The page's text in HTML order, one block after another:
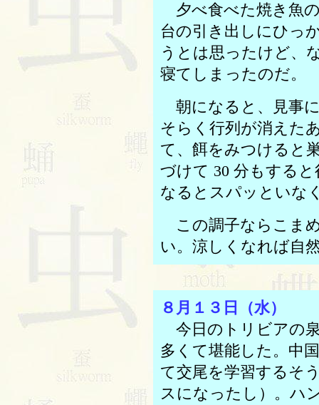
夕べ食べた焼き魚
台の引き出しにひっ
うとは思ったけど、
寝てしまったのだ。
朝になると、見事
そらく行列が消えた
て、餌をみつけると
づけて 30 分もする
なるとスパッといな
この調子ならこま
い。涼しくなれば自
８月１３日（水）
今日のトリビアの
多くて堪能した。中
て交尾を学習するそ
スになったし）。ハ